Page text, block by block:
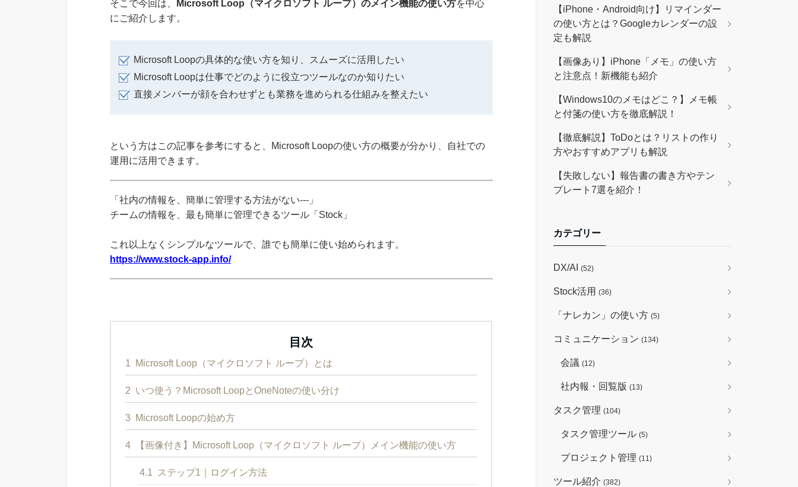
そこで今回は、 Microsoft Loop（マイクロソフト ループ）のメイン機能の使い方を中心
にご紹介します。
Microsoft Loopの具体的な使い方を知り、スムーズに活用したい
Microsoft Loopは仕事でどのように役立つツールなのか知りたい
直接メンバーが顔を合わせずとも業務を進められる仕組みを整えたい
という方はこの記事を参考にすると、Microsoft Loopの使い方の概要が分かり、自社での
運用に活用できます。
「社内の情報を、簡単に管理する方法がない---」
チームの情報を、最も簡単に管理できるツール「Stock」
これ以上なくシンプルなツールで、誰でも簡単に使い始められます。
https://www.stock-app.info/
目次
1 Microsoft Loop（マイクロソフト ループ）とは
2 いつ使う？Microsoft LoopとOneNoteの使い分け
3 Microsoft Loopの始め方
4 【画像付き】Microsoft Loop（マイクロソフト ループ）メイン機能の使い方
4.1 ステップ1｜ログイン方法
【iPhone・Android向け】リマインダー
の使い方とは？Googleカレンダーの設
定も解説
【画像あり】iPhone「メモ」の使い方
と注意点！新機能も紹介
【Windows10のメモはどこ？】メモ帳
と付箋の使い方を徹底解説！
【徹底解説】ToDoとは？リストの作り
方やおすすめアプリも解説
【失敗しない】報告書の書き方やテン
プレート7選を紹介！
カテゴリー
DX/AI (52)
Stock活用 (36)
「ナレカン」の使い方 (5)
コミュニケーション (134)
会議 (12)
社内報・回覧版 (13)
タスク管理 (104)
タスク管理ツール (5)
プロジェクト管理 (11)
ツール紹介 (382)